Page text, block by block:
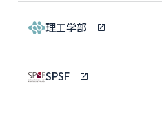
理工学部
SPSF